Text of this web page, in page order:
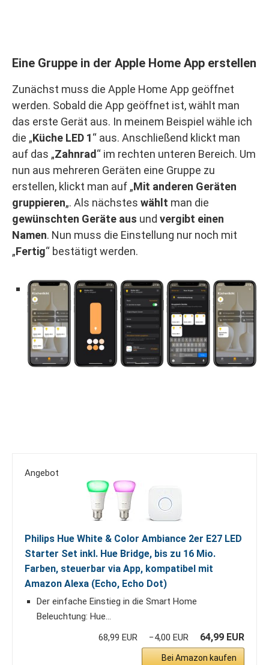
Eine Gruppe in der Apple Home App erstellen
Zunächst muss die Apple Home App geöffnet
werden. Sobald die App geöffnet ist, wählt man
das erste Gerät aus. In meinem Beispiel wähle ich
die „Küche LED 1“ aus. Anschließend klickt man
auf das „Zahnrad “ im rechten unteren Bereich. Um
nun aus mehreren Geräten eine Gruppe zu
erstellen, klickt man auf „Mit anderen Geräten
gruppieren„. Als nächstes wählt man die
gewünschten Geräte aus und vergibt einen
Namen. Nun muss die Einstellung nur noch mit
„Fertig“ bestätigt werden.
Angebot
Philips Hue White & Color Ambiance 2er E27 LED
Starter Set inkl. Hue Bridge, bis zu 16 Mio.
Farben, steuerbar via App, kompatibel mit
Amazon Alexa (Echo, Echo Dot)
Der einfache Einstieg in die Smart Home
Beleuchtung: Hue...
68,99 EUR
−4,00 EUR 64,99 EUR
Bei Amazon kaufen